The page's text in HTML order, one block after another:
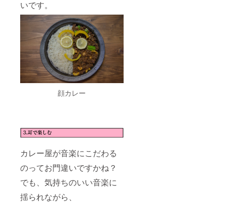
いです。
顔カレー
カレー屋が音楽にこだわる
のってお門違いですかね？
でも、気持ちのいい音楽に
揺られながら、